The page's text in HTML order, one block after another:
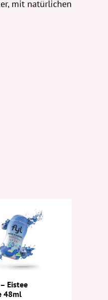
mit natürlichen
Eistee
48ml